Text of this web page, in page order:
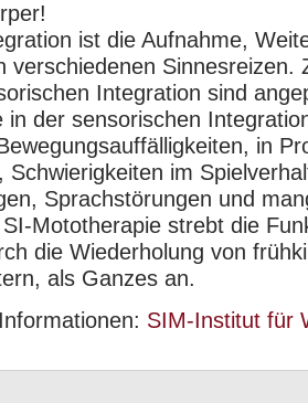
ist die Aufnahme,
verschiedenen Sinnesreizen.
Integration sind
in der sensorischen
in
Schwierigkeiten im
Sprachstörungen und
Mototherapie strebt die
die Wiederholung von
als Ganzes an.
SIM-Institut für